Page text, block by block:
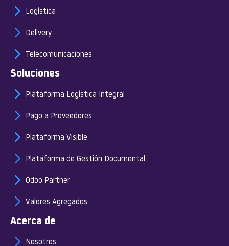
Logística
Delivery
Telecomunicaciones
Soluciones
Plataforma Logística Integral
Pago a Proveedores
Plataforma Visible
Plataforma de Gestión Documental
Odoo Partner
Valores Agregados
Acerca de
Nosotros